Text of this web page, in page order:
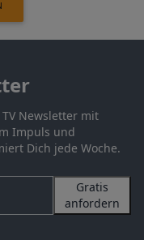
Newsletter mit
Impuls und
Dich jede Woche.
Gratis
anfordern